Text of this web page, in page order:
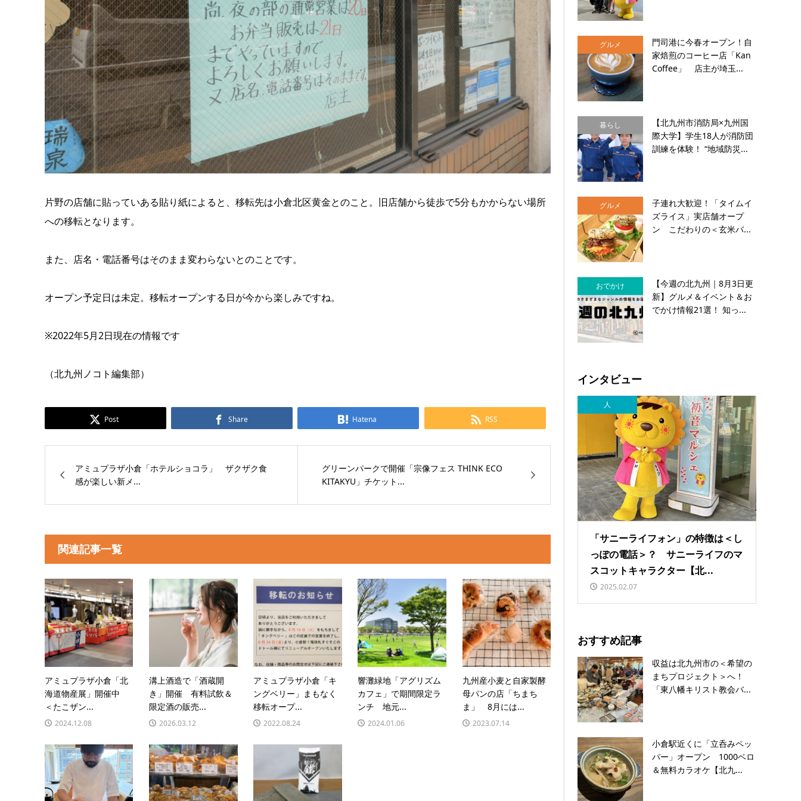
片野の店舗に貼っていある貼り紙によると、移転先は小倉北区黄金とのこと。旧店舗から徒歩で5分もかからない場所
への移転となります。
また、店名・電話番号はそのまま変わらないとのことです。
オープン予定日は未定。移転オープンする日が今から楽しみですね。
※2022年5月2日現在の情報です
（北九州ノコト編集部）
Post Share Hatena RSS
アミュプラザ小倉「ホテルショコラ」 ザクザク食
感が楽しい新メ...
グリーンパークで開催「宗像フェス THINK ECO
KITAKYU」チケット...
関連記事一覧
アミュプラザ小倉「北
海道物産展」開催中
＜たこザン...
2024.12.08
溝上酒造で「酒蔵開
き」開催 有料試飲＆
限定酒の販売...
2026.03.12
アミュプラザ小倉「キ
ングベリー」まもなく
移転オープ...
2022.08.24
響灘緑地「アグリズム
カフェ」で期間限定ラ
ンチ 地元...
2024.01.06
九州産小麦と自家製酵
母パンの店「ちまち
ま」 8月には...
2023.07.14
グルメ
門司港に今春オープン！自
家焙煎のコーヒー店「Kan
Coffee」 店主が埼玉...
暮らし
【北九州市消防局×九州国
際大学】学生18人が消防団
訓練を体験！ “地域防災...
グルメ
子連れ大歓迎！「タイムイ
ズライス」実店舗オープ
ン こだわりの＜玄米バ...
おでかけ
【今週の北九州｜8月3日更
新】グルメ＆イベント＆お
でかけ情報21選！ 知っ...
インタビュー
人
「サニーライフォン」の特徴は＜し
っぽの電話＞？ サニーライフのマ
スコットキャラクター【北...
2025.02.07
おすすめ記事
収益は北九州市の＜希望の
まちプロジェクト＞へ！
「東八幡キリスト教会バ...
小倉駅近くに「立呑みペッ
パー」オープン 1000ベロ
＆無料カラオケ【北九...